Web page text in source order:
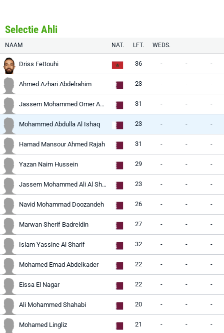
Selectie Ahli
NAAM NAT. LFT. WEDS.
Driss Fettouhi 36 - - -
Ahmed Azhari Abdelrahim 23 - - -
Jassem Mohammed Omer Abdulaziz 31 - - -
Mohammed Abdulla Al Ishaq 23 - - -
Hamad Mansour Ahmed Rajah 31 - - -
Yazan Naim Hussein 29 - - -
Jassem Mohammed Ali Al Sharshani 23 - - -
Navid Mohammad Doozandeh 26 - - -
Marwan Sherif Badreldin 27 - - -
Islam Yassine Al Sharif 32 - - -
Mohamed Emad Abdelkader 22 - - -
Eissa El Nagar 22 - - -
Ali Mohammed Shahabi 20 - - -
Mohamed Lingliz 21 - - -